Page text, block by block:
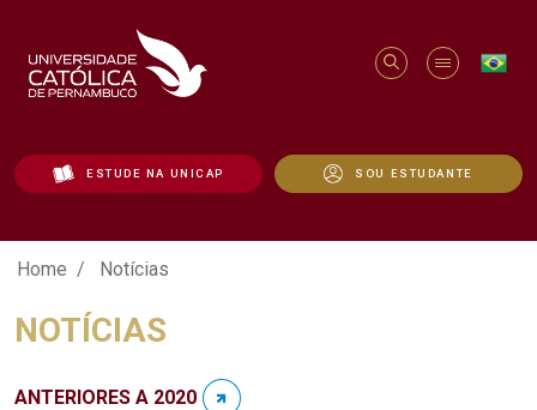
ESTUDE NA UNICAP SOU ESTUDANTE
Notícias - Unicap
Home Notícias
NOTÍCIAS
ANTERIORES A 2020